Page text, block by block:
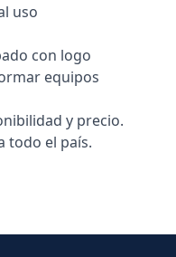
uso
con logo
equipos
y precio.
todo el país.